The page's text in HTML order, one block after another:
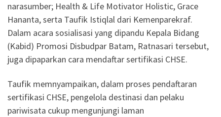
narasumber; Health & Life Motivator Holistic, Grace
Hananta, serta Taufik Istiqlal dari Kemenparekraf.
Dalam acara sosialisasi yang dipandu Kepala Bidang
(Kabid) Promosi Disbudpar Batam, Ratnasari tersebut,
juga dipaparkan cara mendaftar sertifikasi CHSE.
Taufik memnyampaikan, dalam proses pendaftaran
sertifikasi CHSE, pengelola destinasi dan pelaku
pariwisata cukup mengunjungi laman